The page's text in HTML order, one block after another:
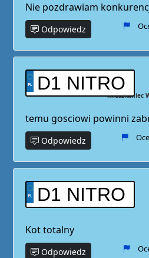
Nie pozdrawiam
Odpowiedz
D1 NITRO
mieszkaniec
temu gosciowi powinni
Odpowiedz
D1 NITRO
Kot totalny
Odpowiedz